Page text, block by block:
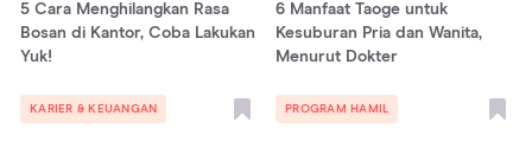
5 Cara Menghilangkan Rasa
Bosan di Kantor, Coba Lakukan
Yuk!
KARIER & KEUANGAN
6 Manfaat Taoge untuk
Kesuburan Pria dan Wanita,
Menurut Dokter
PROGRAM HAMIL